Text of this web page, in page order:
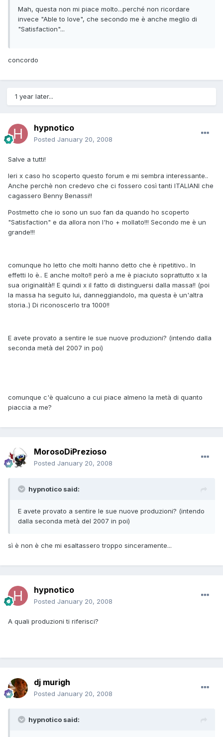
Mah, questa non mi piace molto...perché non ricordare
invece "Able to love", che secondo me è anche meglio di
"Satisfaction"...
concordo
1 year later...
hypnotico
Posted January 20, 2008
Salve a tutti!
Ieri x caso ho scoperto questo forum e mi sembra interessante..
Anche perchè non credevo che ci fossero così tanti ITALIANI che
cagassero Benny Benassi!!
Postmetto che io sono un suo fan da quando ho scoperto
"Satisfaction" e da allora non l'ho + mollato!!! Secondo me è un
grande!!!
comunque ho letto che molti hanno detto che è ripetitivo.. In
effetti lo è.. E anche molto!! però a me è piaciuto soprattutto x la
sua originalità!! E quindi x il fatto di distinguersi dalla massa!! (poi
la massa ha seguito lui, danneggiandolo, ma questa è un'altra
storia..) Di riconoscerlo tra 1000!!
E avete provato a sentire le sue nuove produzioni? (intendo dalla
seconda metà del 2007 in poi)
comunque c'è qualcuno a cui piace almeno la metà di quanto
piaccia a me?
MorosoDiPrezioso
Posted January 20, 2008
hypnotico said:
E avete provato a sentire le sue nuove produzioni? (intendo
dalla seconda metà del 2007 in poi)
sì è non è che mi esaltassero troppo sinceramente...
hypnotico
Posted January 20, 2008
A quali produzioni ti riferisci?
dj murigh
Posted January 20, 2008
hypnotico said: